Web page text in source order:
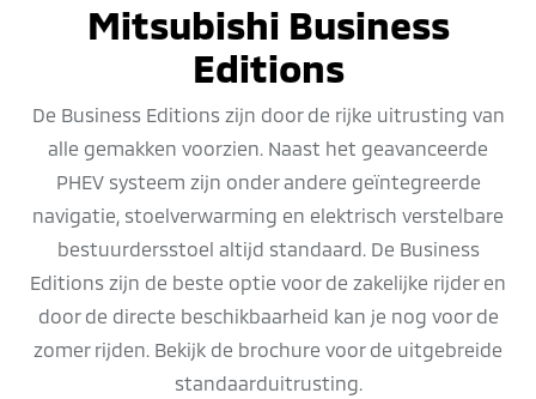
Mitsubishi Business
Editions
De Business Editions zijn door de rijke uitrusting van
alle gemakken voorzien. Naast het geavanceerde
PHEV systeem zijn onder andere geïntegreerde
navigatie, stoelverwarming en elektrisch verstelbare
bestuurdersstoel altijd standaard. De Business
Editions zijn de beste optie voor de zakelijke rijder en
door de directe beschikbaarheid kan je nog voor de
zomer rijden. Bekijk de brochure voor de uitgebreide
standaarduitrusting.